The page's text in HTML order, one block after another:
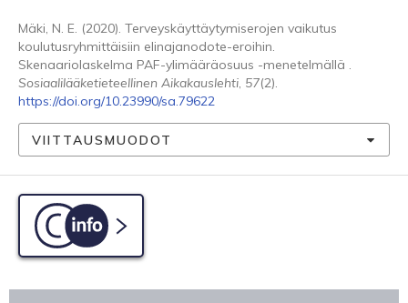
Mäki, N. E. (2020). Terveyskäyttäytymiserojen vaikutus
koulutusryhmittäisiin elinajanodote-eroihin.
Skenaariolaskelma PAF-ylimääräosuus -menetelmällä .
Sosiaalilääketieteellinen Aikakauslehti, 57(2).
https://doi.org/10.23990/sa.79622
VIITTAUSMUODOT
C-info